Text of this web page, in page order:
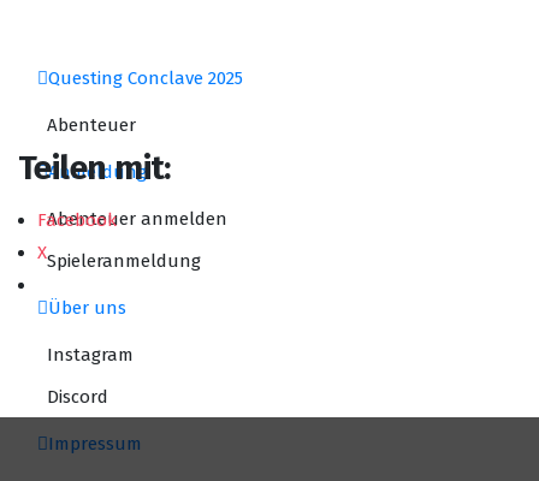
Questing Conclave 2025
Abenteuer
Anmeldung
Abenteuer anmelden
Spieleranmeldung
Über uns
Instagram
Discord
Impressum
Teilen mit:
Facebook
X